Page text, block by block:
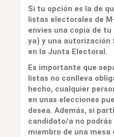
Si tu opción es la de
listas electorales de
envíes una copia de
ya) y una
en la Junta Electoral.
Es importante que
listas no conlleva
hecho, cualquier
en unas elecciones
desea. Además, si
candidato/a no
miembro de una